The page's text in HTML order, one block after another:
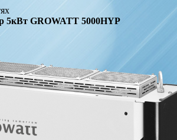
5кВт GROWATT 5000HYP